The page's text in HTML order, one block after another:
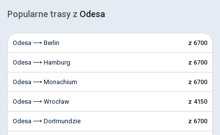
Popularne trasy z Odesa
Odesa ⟶ Berlin z 6700
Odesa ⟶ Hamburg z 6700
Odesa ⟶ Monachium z 6700
Odesa ⟶ Wrocław z 4150
Odesa ⟶ Dortmundzie z 6700